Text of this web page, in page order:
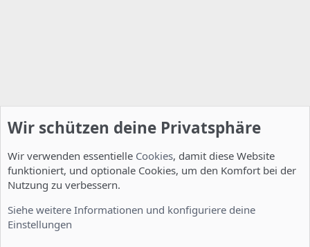
Wir schützen deine Privatsphäre
Wir verwenden essentielle Cookies, damit diese Website
funktioniert, und optionale Cookies, um den Komfort bei der
Nutzung zu verbessern.
Siehe weitere Informationen und konfiguriere deine
Einstellungen